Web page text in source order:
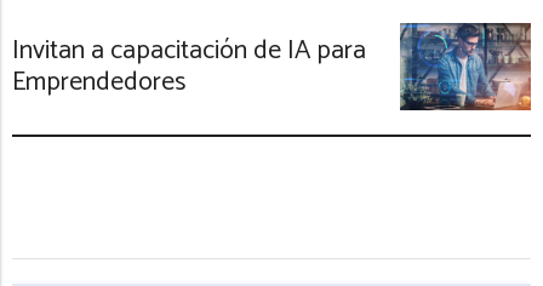
Invitan a capacitación de IA para
Emprendedores